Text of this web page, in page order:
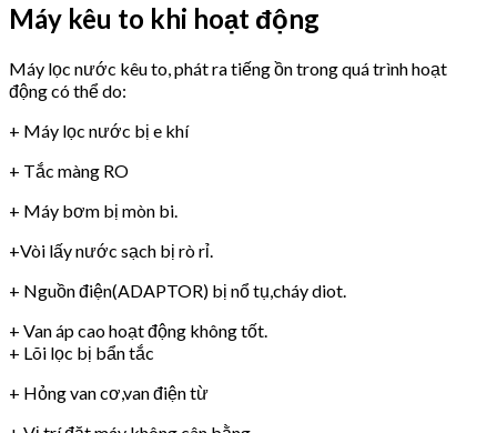
Máy kêu to khi hoạt động
Máy lọc nước kêu to, phát ra tiếng ồn trong quá trình hoạt
động có thể do:
+ Máy lọc nước bị e khí
+ Tắc màng RO
+ Máy bơm bị mòn bi.
+Vòi lấy nước sạch bị rò rỉ.
+ Nguồn điện(ADAPTOR) bị nổ tụ,cháy diot.
+ Van áp cao hoạt động không tốt.
+ Lõi lọc bị bẩn tắc
+ Hỏng van cơ,van điện từ